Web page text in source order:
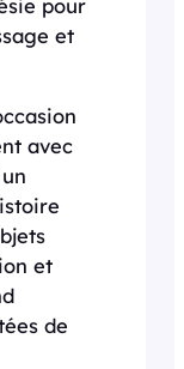
pour
et
avec
et
de